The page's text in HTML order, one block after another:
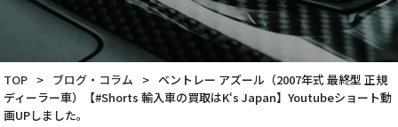
TOP > ブログ・コラム > ベントレー アズール（2007年式 最終型 正規
ディーラー車）【#Shorts 輸入車の買取はK‘s Japan】Youtubeショート動
画UPしました。